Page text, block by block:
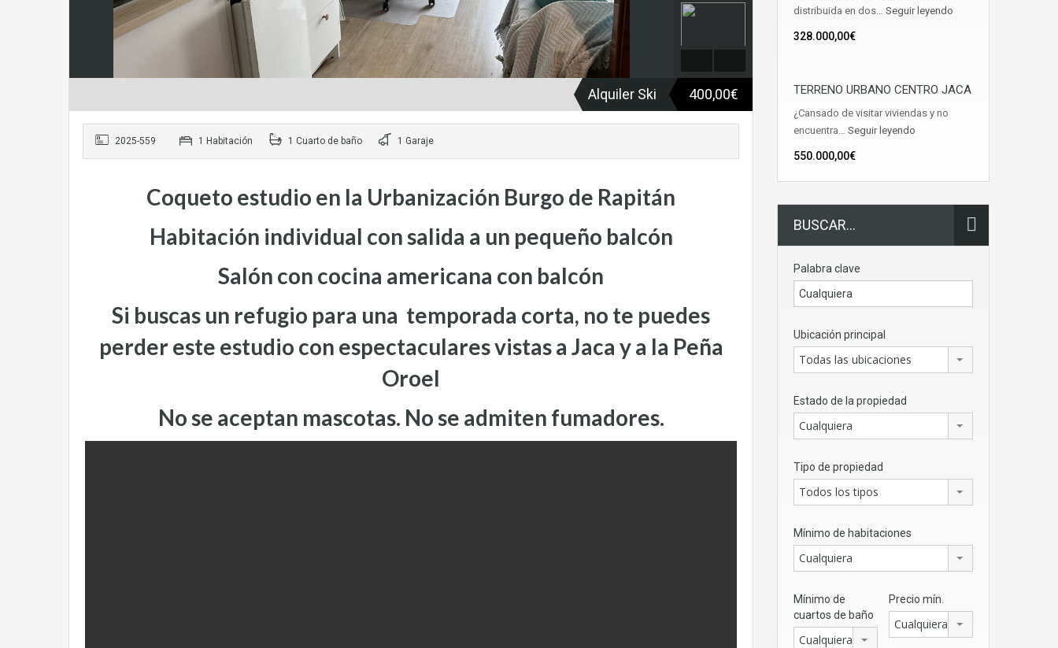
Alquiler Ski 400,00€
2025-559 1 Habitación 1 Cuarto de baño 1 Garaje
Coqueto estudio en la Urbanización Burgo de Rapitán
Habitación individual con salida a un pequeño balcón
Salón con cocina americana con balcón
Si buscas un refugio para una temporada corta, no te puedes
perder este estudio con espectaculares vistas a Jaca y a la Peña
Oroel
No se aceptan mascotas. No se admiten fumadores.
distribuida en dos… Seguir leyendo
328.000,00€
TERRENO URBANO CENTRO JACA
¿Cansado de visitar viviendas y no
encuentra… Seguir leyendo
550.000,00€
BUSCAR…
Palabra clave
Ubicación principal
Todas las ubicaciones
Estado de la propiedad
Cualquiera
Tipo de propiedad
Todos los tipos
Mínimo de habitaciones
Cualquiera
Mínimo de
cuartos de baño
Cualquiera
Precio mín.
Cualquiera